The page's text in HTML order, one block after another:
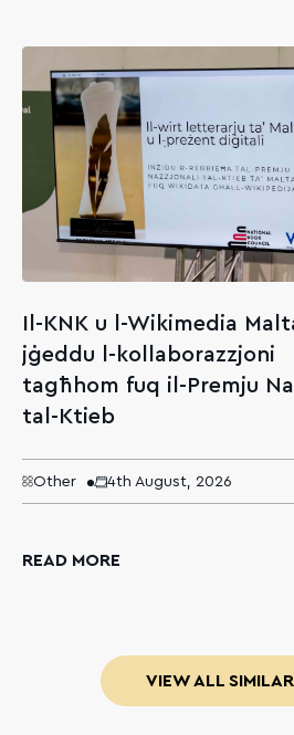
Il-KNK u l-Wikimedia
jġeddu l-kollaborazzjoni
tagħhom fuq il-Premju
tal-Ktieb
Other 4th August, 2026
READ MORE
VIEW ALL